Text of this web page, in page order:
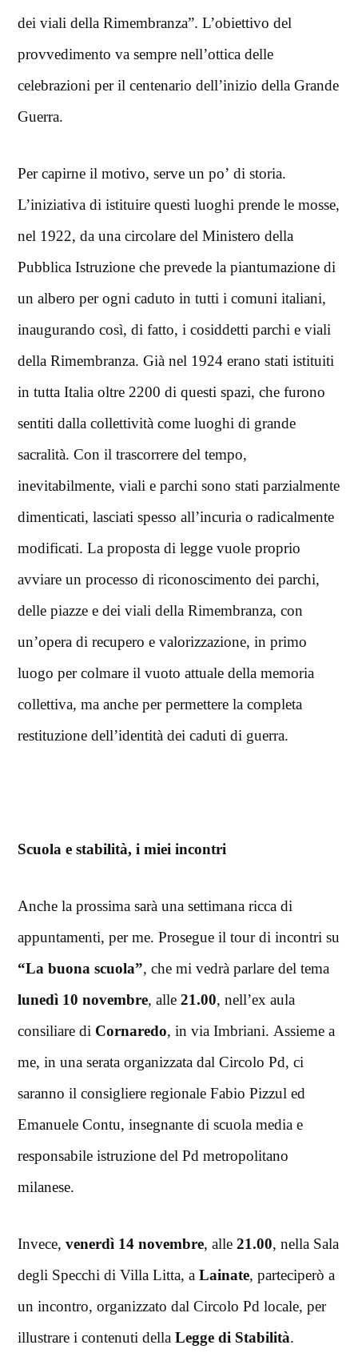
dei viali della Rimembranza”. L’obiettivo del
provvedimento va sempre nell’ottica delle
celebrazioni per il centenario dell’inizio della Grande
Guerra.
Per capirne il motivo, serve un po’ di storia.
L’iniziativa di istituire questi luoghi prende le mosse,
nel 1922, da una circolare del Ministero della
Pubblica Istruzione che prevede la piantumazione di
un albero per ogni caduto in tutti i comuni italiani,
inaugurando così, di fatto, i cosiddetti parchi e viali
della Rimembranza. Già nel 1924 erano stati istituiti
in tutta Italia oltre 2200 di questi spazi, che furono
sentiti dalla collettività come luoghi di grande
sacralità. Con il trascorrere del tempo,
inevitabilmente, viali e parchi sono stati parzialmente
dimenticati, lasciati spesso all’incuria o radicalmente
modificati. La proposta di legge vuole proprio
avviare un processo di riconoscimento dei parchi,
delle piazze e dei viali della Rimembranza, con
un’opera di recupero e valorizzazione, in primo
luogo per colmare il vuoto attuale della memoria
collettiva, ma anche per permettere la completa
restituzione dell’identità dei caduti di guerra.
Scuola e stabilità, i miei incontri
Anche la prossima sarà una settimana ricca di
appuntamenti, per me. Prosegue il tour di incontri su
“La buona scuola”, che mi vedrà parlare del tema
lunedì 10 novembre, alle 21.00, nell’ex aula
consiliare di Cornaredo, in via Imbriani. Assieme a
me, in una serata organizzata dal Circolo Pd, ci
saranno il consigliere regionale Fabio Pizzul ed
Emanuele Contu, insegnante di scuola media e
responsabile istruzione del Pd metropolitano
milanese.
Invece, venerdì 14 novembre, alle 21.00, nella Sala
degli Specchi di Villa Litta, a Lainate, parteciperò a
un incontro, organizzato dal Circolo Pd locale, per
illustrare i contenuti della Legge di Stabilità.